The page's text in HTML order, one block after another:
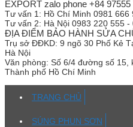
EXPORT zalo phone +84
Tư vấn 1: Hồ Chí Minh 0981 666
Tư vấn 2: Hà Nội 0983 220 555
ĐỊA ĐIỂM BẢO HÀNH SỬA
Trụ sở ĐĐKD: 9 ngõ 30 Phố Kẻ
Hà Nội
Văn phòng: Số 6/4 đường số 15,
Thành phố Hồ Chí Minh
TRANG CHỦ
SÚNG PHUN SƠN